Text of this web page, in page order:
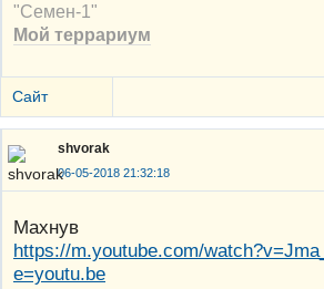
"Семен-1"
Мой террариум
Сайт
shvorak
06-05-2018 21:32:18
Махнув
https://m.youtube.com/
e=youtu.be